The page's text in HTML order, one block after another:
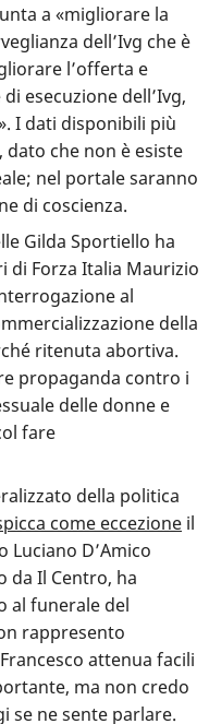
a «migliorare la
dell’Ivg che è
l’offerta e
esecuzione dell’Ivg,
I dati disponibili più
che non è esiste
nel portale saranno
di coscienza.
Gilda Sportiello ha
di Forza Italia Maurizio
al
della
ritenuta abortiva.
propaganda contro i
delle donne e
fare
della politica
come eccezione il
Luciano D’Amico
da Il Centro, ha
al funerale del
rappresento
attenua facili
ma non credo
se ne sente parlare.